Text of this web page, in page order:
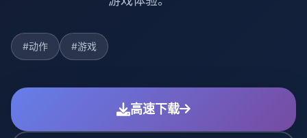
#动作 #游戏
高速下载